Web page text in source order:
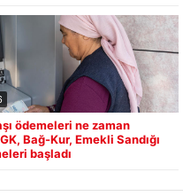
ödemeleri ne zaman
Bağ-Kur, Emekli Sandığı
başladı